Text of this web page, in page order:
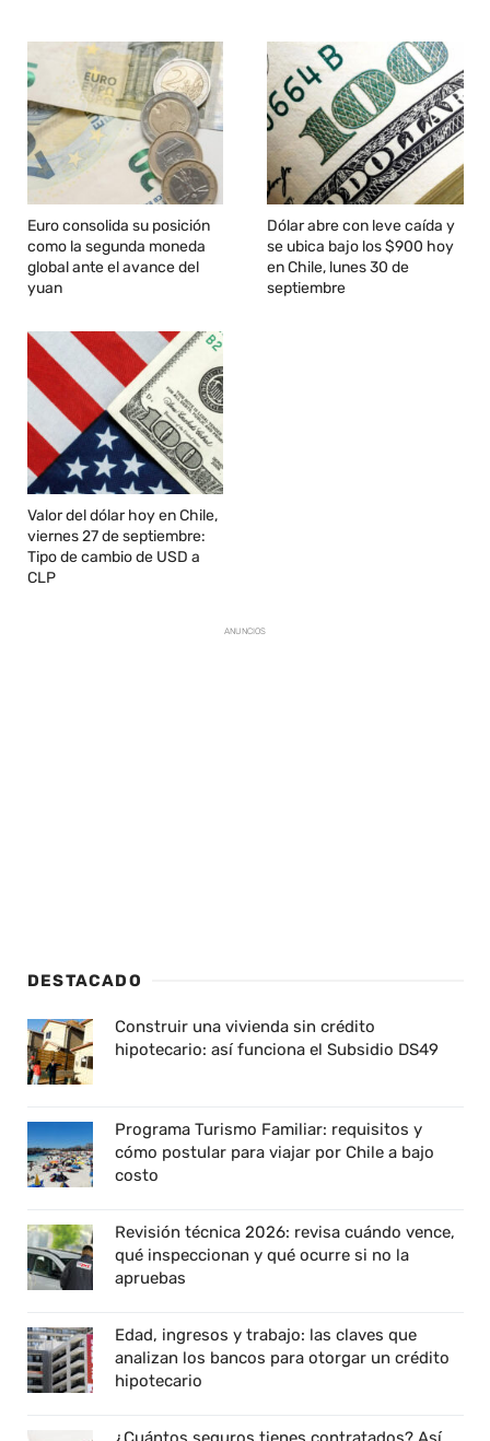
Euro consolida su posición
como la segunda moneda
global ante el avance del
yuan
Dólar abre con leve caída y
se ubica bajo los $900 hoy
en Chile, lunes 30 de
septiembre
Valor del dólar hoy en Chile,
viernes 27 de septiembre:
Tipo de cambio de USD a
CLP
ANUNCIOS
DESTACADO
Construir una vivienda sin crédito
hipotecario: así funciona el Subsidio DS49
Programa Turismo Familiar: requisitos y
cómo postular para viajar por Chile a bajo
costo
Revisión técnica 2026: revisa cuándo vence,
qué inspeccionan y qué ocurre si no la
apruebas
Edad, ingresos y trabajo: las claves que
analizan los bancos para otorgar un crédito
hipotecario